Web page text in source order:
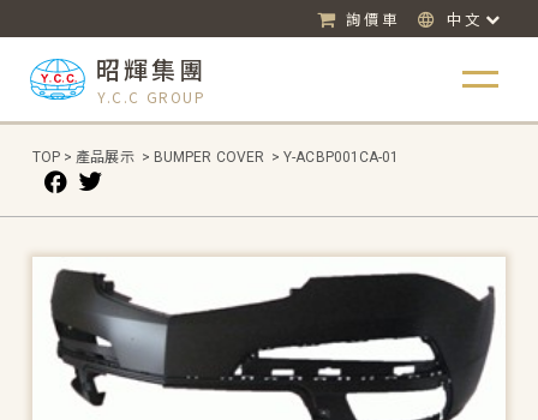
詢價車 中文
昭輝集團
Y.C.C GROUP
TOP > 產品展示 > BUMPER COVER > Y-ACBP001CA-01